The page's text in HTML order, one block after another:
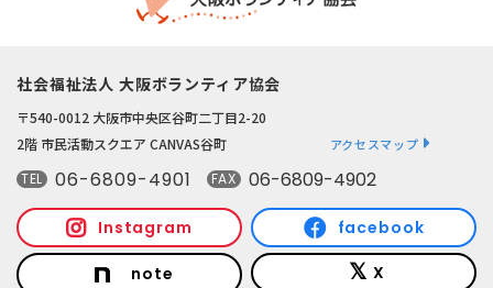
社会福祉法人 大阪ボランティア協会
〒540-0012 大阪市中央区谷町二丁目2-20
2階 市民活動スクエア CANVAS谷町
アクセスマップ
TEL 06-6809-4901 FAX 06-6809-4902
Instagram facebook
note X